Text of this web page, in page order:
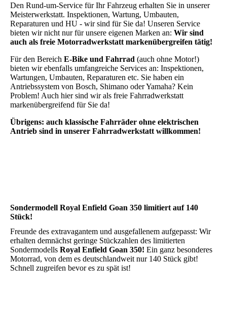
Den Rund-um-Service für Ihr Fahrzeug erhalten Sie in unserer
Meisterwerkstatt. Inspektionen, Wartung, Umbauten,
Reparaturen und HU - wir sind für Sie da! Unseren Service
bieten wir nicht nur für unsere eigenen Marken an: Wir sind
auch als freie Motorradwerkstatt markenübergreifen tätig!
Für den Bereich E-Bike und Fahrrad (auch ohne Motor!)
bieten wir ebenfalls umfangreiche Services an: Inspektionen,
Wartungen, Umbauten, Reparaturen etc. Sie haben ein
Antriebssystem von Bosch, Shimano oder Yamaha? Kein
Problem! Auch hier sind wir als freie Fahrradwerkstatt
markenübergreifend für Sie da!
Übrigens: auch klassische Fahrräder ohne elektrischen
Antrieb sind in unserer Fahrradwerkstatt willkommen!
Sondermodell Royal Enfield Goan 350 limitiert auf 140
Stück!
Freunde des extravagantem und ausgefallenem aufgepasst: Wir
erhalten demnächst geringe Stückzahlen des limitierten
Sondermodells Royal Enfield Goan 350! Ein ganz besonderes
Motorrad, von dem es deutschlandweit nur 140 Stück gibt!
Schnell zugreifen bevor es zu spät ist!